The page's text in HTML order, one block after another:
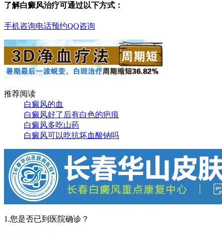
了解白癜风治疗可通过以下方式：
手机咨询电话预约QQ咨询
推荐阅读
白癜风的血
白癜风好了后有白色的疤痕
白癜风多吃山药
白癜风可以吃抗坏血酸钠吗
1.您是否已到医院确诊？